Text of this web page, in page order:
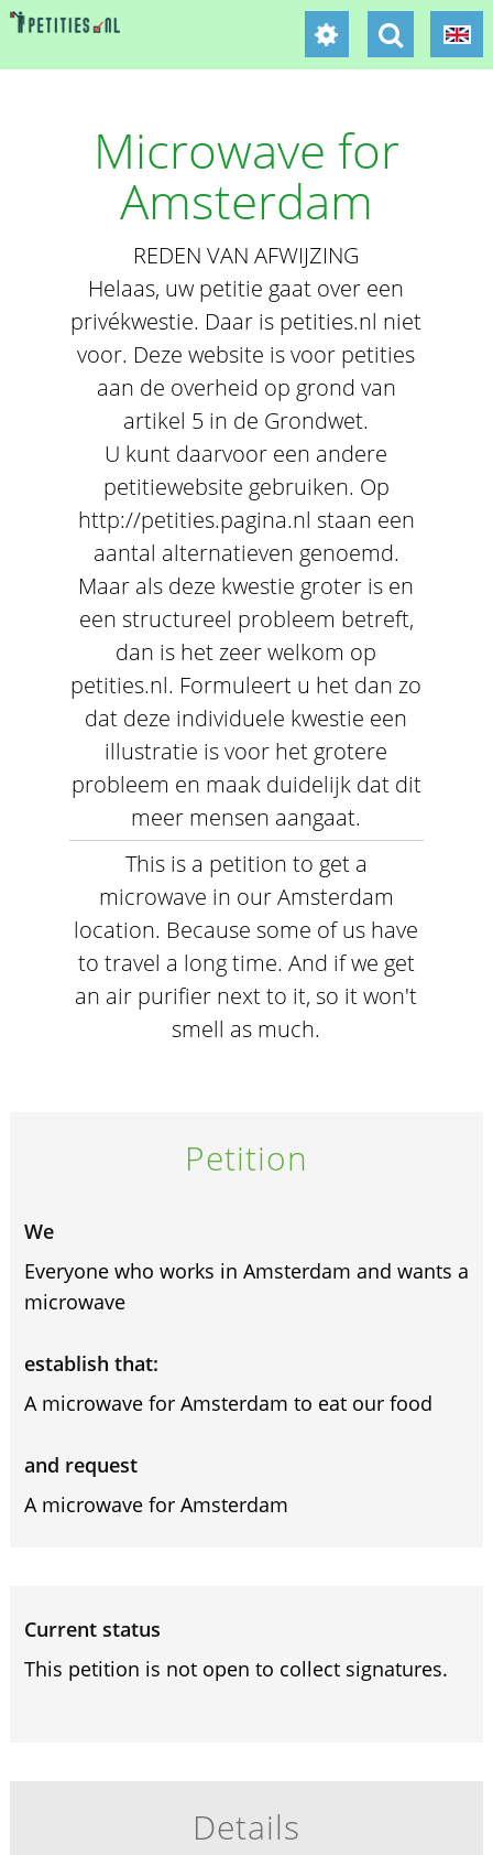
Microwave for
Amsterdam
REDEN VAN AFWIJZING
Helaas, uw petitie gaat over een
privékwestie. Daar is petities.nl niet
voor. Deze website is voor petities
aan de overheid op grond van
artikel 5 in de Grondwet.
U kunt daarvoor een andere
petitiewebsite gebruiken. Op
http://petities.pagina.nl staan een
aantal alternatieven genoemd.
Maar als deze kwestie groter is en
een structureel probleem betreft,
dan is het zeer welkom op
petities.nl. Formuleert u het dan zo
dat deze individuele kwestie een
illustratie is voor het grotere
probleem en maak duidelijk dat dit
meer mensen aangaat.
This is a petition to get a
microwave in our Amsterdam
location. Because some of us have
to travel a long time. And if we get
an air purifier next to it, so it won't
smell as much.
Petition
We
Everyone who works in Amsterdam and wants a
microwave
establish that:
A microwave for Amsterdam to eat our food
and request
A microwave for Amsterdam
Current status
This petition is not open to collect signatures.
Details